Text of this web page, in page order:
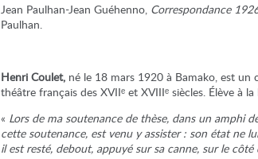
Jean Paulhan-Jean Guéhenno, Correspondance
Paulhan.
Henri Coulet, né le 18 mars 1920 à Bamako, est un
théâtre français des XVIIᵉ et XVIIIᵉ siècles. Élève à
« Lors de ma soutenance de thèse, dans un amphi
cette soutenance, est venu y assister : son état ne
il est resté, debout, appuyé sur sa canne, sur le